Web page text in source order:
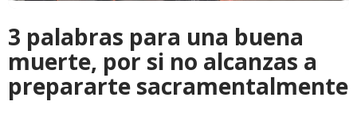
3 palabras para una buena
muerte, por si no alcanzas a
prepararte sacramentalmente